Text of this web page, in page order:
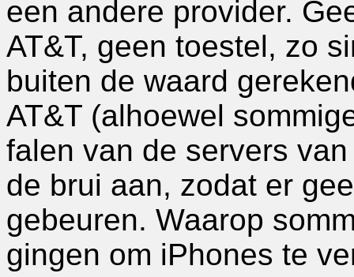
een andere provider.
AT&T, geen toestel, zo
buiten de waard
AT&T (alhoewel
falen van de servers
de brui aan, zodat er
gebeuren. Waarop
gingen om iPhones te